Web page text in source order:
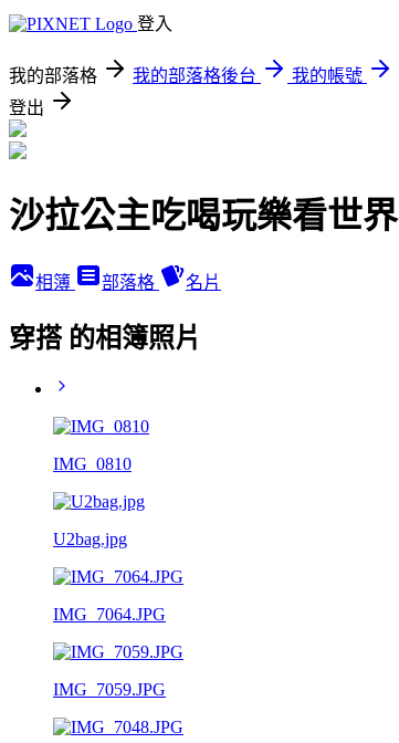
登入
我的部落格 我的部落格後台
我的帳號
登出
沙拉公主吃喝玩樂看世界
相簿 部落格 名片
穿搭 的相簿照片
IMG_0810
U2bag.jpg
IMG_7064.JPG
IMG_7059.JPG